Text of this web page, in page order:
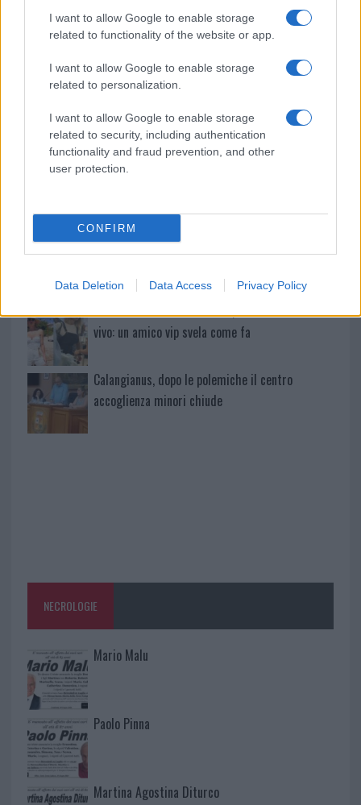
I want to allow Google to enable storage
related to functionality of the website or app.
I want to allow Google to enable storage
related to personalization.
I want to allow Google to enable storage
related to security, including authentication
functionality and fraud prevention, and other
user protection.
CONFIRM
Data Deletion Data Access Privacy Policy
Incendio nella notte a Olbia, a fuoco due furgoni
A fuoco un deposito con bombole, intervento dei
vigili del fuoco a Rudalza
Ristorante distrutto dalle fiamme a La
Le previsioni meteo per il weekend a Olbia e in
Michelle Hunziker in Gallura, bella anche dal
vivo: un amico vip svela come fa
Calangianus, dopo le polemiche il centro
accoglienza minori chiude
NECROLOGIE
Mario Malu
Paolo Pinna
Martina Agostina Diturco